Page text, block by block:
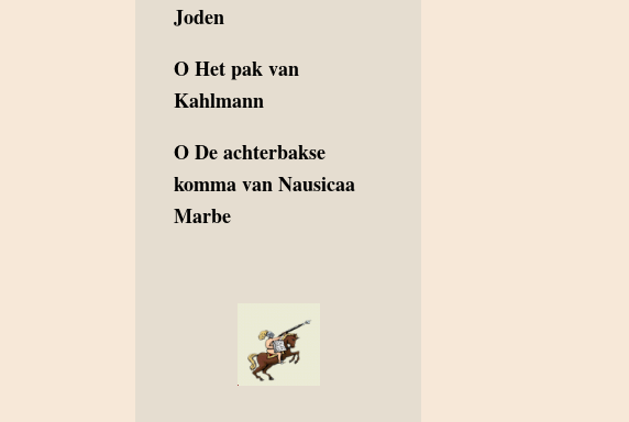
Joden
OHet pak van
Kahlmann
ODe achterbakse
komma van Nausicaa
Marbe